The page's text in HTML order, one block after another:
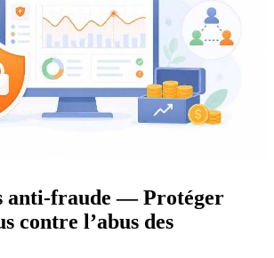
anti-fraude — Protéger
contre l’abus des